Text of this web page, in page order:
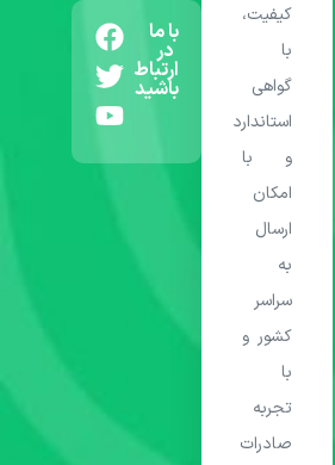
کیفیت،
با
گواهی
استاندارد
و با
امکان
ارسال
به
سراسر
کشور و
با
تجربه
صادرات
با ما
در
ارتباط
باشید